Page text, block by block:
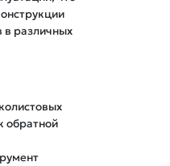
в различных
обратной